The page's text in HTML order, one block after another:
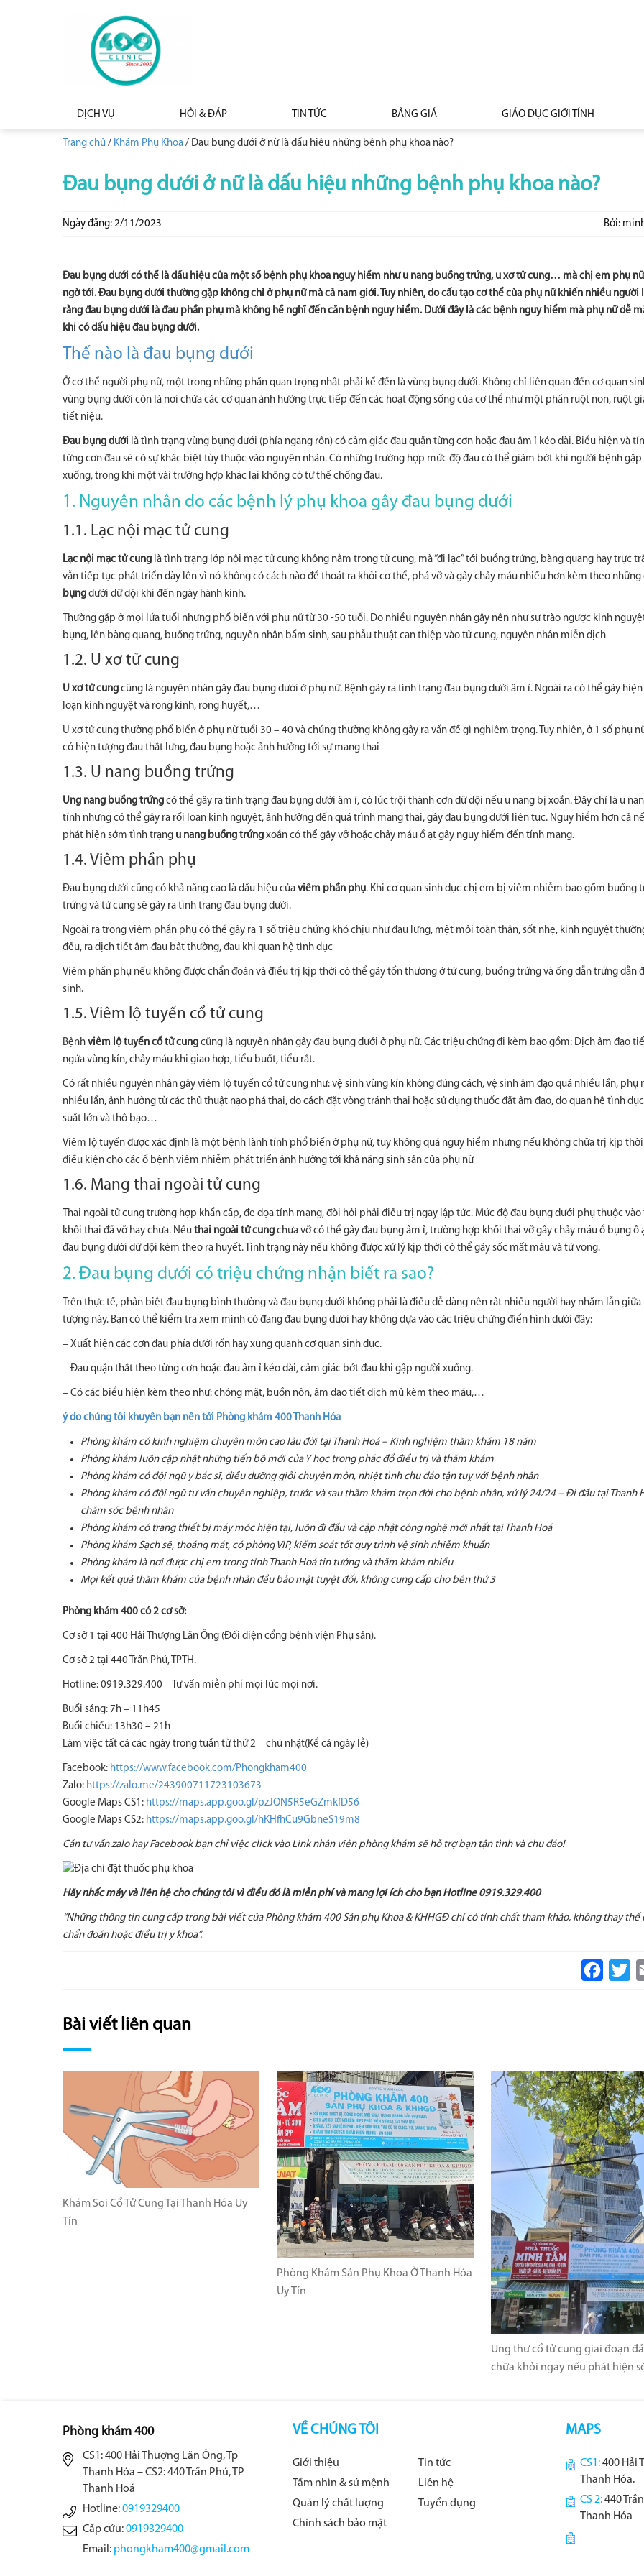
DỊCH VỤ HỎI & ĐÁP TIN TỨC BẢNG GIÁ GIÁO DỤC GIỚI TÍNH
Trang chủ / Khám Phụ Khoa / Đau bụng dưới ở nữ là dấu hiệu những bệnh phụ khoa nào?
Đau bụng dưới ở nữ là dấu hiệu những bệnh phụ khoa nào?
Ngày đăng: 2/11/2023 Bởi:
Đau bụng dưới có thể là dấu hiệu của một số bệnh phụ khoa nguy hiểm như u nang buồng trứng, u xơ tử cung… mà chị em phụ
ngờ tới. Đau bụng dưới thường gặp không chỉ ở phụ nữ mà cả nam giới. Tuy nhiên, do cấu tạo cơ thể của phụ nữ khiến nhiều người
rằng đau bụng dưới là đau phần phụ mà không hề nghĩ đến căn bệnh nguy hiểm. Dưới đây là các bệnh nguy hiểm mà phụ nữ dễ
khi có dấu hiệu đau bụng dưới.
Thế nào là đau bụng dưới
Ở cơ thể người phụ nữ, một trong những phần quan trọng nhất phải kể đến là vùng bụng dưới. Không chỉ liên quan đến cơ quan
vùng bụng dưới còn là nơi chứa các cơ quan ảnh hưởng trực tiếp đến các hoạt động sống của cơ thể như một phần ruột non, ruột
tiết niệu.
Đau bụng dưới là tình trạng vùng bụng dưới (phía ngang rốn) có cảm giác đau quặn từng cơn hoặc đau âm ỉ kéo dài. Biểu hiện và
từng cơn đau sẽ có sự khác biệt tùy thuộc vào nguyên nhân. Có những trường hợp mức độ đau có thể giảm bớt khi người bệnh gập
xuống, trong khi một vài trường hợp khác lại không có tư thế chống đau.
1. Nguyên nhân do các bệnh lý phụ khoa gây đau bụng dưới
1.1. Lạc nội mạc tử cung
Lạc nội mạc tử cung là tình trạng lớp nội mạc tử cung không nằm trong tử cung, mà “đi lạc” tới buồng trứng, bàng quang hay trực
vẫn tiếp tục phát triển dày lên vì nó không có cách nào để thoát ra khỏi cơ thể, phá vỡ và gây chảy máu nhiều hơn kèm theo những
bụng dưới dữ dội khi đến ngày hành kinh.
Thường gặp ở mọi lứa tuổi nhưng phổ biến với phụ nữ từ 30 -50 tuổi. Do nhiều nguyên nhân gây nên như sự trào ngược kinh
bụng, lên bàng quang, buồng trứng, nguyên nhân bẩm sinh, sau phẫu thuật can thiệp vào tử cung, nguyên nhân miễn dịch
1.2. U xơ tử cung
U xơ tử cung cũng là nguyên nhân gây đau bụng dưới ở phụ nữ. Bệnh gây ra tình trạng đau bụng dưới âm ỉ. Ngoài ra có thể gây
loạn kinh nguyệt và rong kinh, rong huyết,…
U xơ tử cung thường phổ biến ở phụ nữ tuổi 30 – 40 và chúng thường không gây ra vấn đề gì nghiêm trọng. Tuy nhiên, ở 1 số phụ
có hiện tượng đau thắt lưng, đau bụng hoặc ảnh hưởng tới sự mang thai
1.3. U nang buồng trứng
Ung nang buồng trứng có thể gây ra tình trạng đau bụng dưới âm ỉ, có lúc trội thành cơn dữ dội nếu u nang bị xoắn. Đây chỉ là u
tính nhưng có thể gây ra rối loạn kinh nguyệt, ảnh hưởng đến quá trình mang thai, gây đau bụng dưới liên tục. Nguy hiểm hơn cả
phát hiện sớm tình trạng u nang buồng trứng xoắn có thể gây vỡ hoặc chảy máu ồ ạt gây nguy hiểm đến tính mạng.
1.4. Viêm phần phụ
Đau bụng dưới cũng có khả năng cao là dấu hiệu của viêm phần phụ. Khi cơ quan sinh dục chị em bị viêm nhiễm bao gồm buồng
trứng và tử cung sẽ gây ra tình trạng đau bụng dưới.
Ngoài ra trong viêm phần phụ có thể gây ra 1 số triệu chứng khó chịu như đau lưng, mệt mỏi toàn thân, sốt nhẹ, kinh nguyệt
đều, ra dịch tiết âm đau bất thường, đau khi quan hệ tình dục
Viêm phần phụ nếu không được chẩn đoán và điều trị kịp thời có thể gây tổn thương ở tử cung, buồng trứng và ống dẫn trứng dẫn
sinh.
1.5. Viêm lộ tuyến cổ tử cung
Bệnh viêm lộ tuyến cổ tử cung cũng là nguyên nhân gây đau bụng dưới ở phụ nữ. Các triệu chứng đi kèm bao gồm: Dịch âm đạo
ngứa vùng kín, chảy máu khi giao hợp, tiểu buốt, tiểu rắt.
Có rất nhiều nguyên nhân gây viêm lộ tuyến cổ tử cung như: vệ sinh vùng kín không đúng cách, vệ sinh âm đạo quá nhiều lần, phụ
nhiều lần, ảnh hưởng từ các thủ thuật nạo phá thai, do cách đặt vòng tránh thai hoặc sử dụng thuốc đặt âm đạo, do quan hệ tình
suất lớn và thô bạo…
Viêm lộ tuyến được xác định là một bệnh lành tính phổ biến ở phụ nữ, tuy không quá nguy hiểm nhưng nếu không chữa trị kịp thời
điều kiện cho các ổ bệnh viêm nhiễm phát triển ảnh hưởng tới khả năng sinh sản của phụ nữ
1.6. Mang thai ngoài tử cung
Thai ngoài tử cung trường hợp khẩn cấp, đe dọa tính mạng, đòi hỏi phải điều trị ngay lập tức. Mức độ đau bụng dưới phụ thuộc
khối thai đã vỡ hay chưa. Nếu thai ngoài tử cung chưa vỡ có thể gây đau bụng âm ỉ, trường hợp khối thai vỡ gây chảy máu ổ bụng ồ
đau bụng dưới dữ dội kèm theo ra huyết. Tình trạng này nếu không được xử lý kịp thời có thể gây sốc mất máu và tử vong.
2. Đau bụng dưới có triệu chứng nhận biết ra sao?
Trên thực tế, phân biệt đau bụng bình thường và đau bụng dưới không phải là điều dễ dàng nên rất nhiều người hay nhầm lẫn giữa
tượng này. Bạn có thể kiểm tra xem mình có đang đau bụng dưới hay không dựa vào các triệu chứng điển hình dưới đây:
– Xuất hiện các cơn đau phía dưới rốn hay xung quanh cơ quan sinh dục.
– Đau quặn thắt theo từng cơn hoặc đau âm ỉ kéo dài, cảm giác bớt đau khi gập người xuống.
– Có các biểu hiện kèm theo như: chóng mặt, buồn nôn, âm dạo tiết dịch mủ kèm theo máu,…
ý do chúng tôi khuyên bạn nên tới Phòng khám 400 Thanh Hóa
Phòng khám có kinh nghiệm chuyên môn cao lâu đời tại Thanh Hoá – Kinh nghiệm thăm khám 18 năm
Phòng khám luôn cập nhật những tiến bộ mới của Y học trong phác đồ điều trị và thăm khám
Phòng khám có đội ngũ y bác sĩ, điều dưỡng giỏi chuyên môn, nhiệt tình chu đáo tận tuỵ với bệnh nhân
Phòng khám có đội ngũ tư vấn chuyên nghiệp, trước và sau thăm khám trọn đời cho bệnh nhân, xử lý 24/24 – Đi đầu tại Thanh
chăm sóc bệnh nhân
Phòng khám có trang thiết bị máy móc hiện tại, luôn đi đầu và cập nhật công nghệ mới nhất tại Thanh Hoá
Phòng khám Sạch sẽ, thoáng mát, có phòng VIP, kiểm soát tốt quy trình vệ sinh nhiễm khuẩn
Phòng khám là nơi được chị em trong tỉnh Thanh Hoá tin tưởng và thăm khám nhiều
Mọi kết quả thăm khám của bệnh nhân đều bảo mật tuyệt đối, không cung cấp cho bên thứ 3
Phòng khám 400 có 2 cơ sở:
Cơ sở 1 tại 400 Hải Thượng Lãn Ông (Đối diện cổng bệnh viện Phụ sản).
Cơ sở 2 tại 440 Trần Phú, TPTH.
Hotline: 0919.329.400 – Tư vấn miễn phí mọi lúc mọi nơi.
Buổi sáng: 7h – 11h45
Buổi chiều: 13h30 – 21h
Làm việc tất cả các ngày trong tuần từ thứ 2 – chủ nhật(Kể cả ngày lễ)
Facebook: https://www.facebook.com/Phongkham400
Zalo: https://zalo.me/243900711723103673
Google Maps CS1: https://maps.app.goo.gl/pzJQN5R5eGZmkfD56
Google Maps CS2: https://maps.app.goo.gl/hKHfhCu9GbneS19m8
Cần tư vấn zalo hay Facebook bạn chỉ việc click vào Link nhân viên phòng khám sẽ hỗ trợ bạn tận tình và chu đáo!
Hãy nhấc máy và liên hệ cho chúng tôi vì điều đó là miễn phí và mang lợi ích cho bạn Hotline 0919.329.400
“Những thông tin cung cấp trong bài viết của Phòng khám 400 Sản phụ Khoa & KHHGĐ chỉ có tính chất tham khảo, không thay thế
chẩn đoán hoặc điều trị y khoa”.
Bài viết liên quan
Khám Soi Cổ Tử Cung Tại Thanh Hóa Uy
Tín
Phòng Khám Sản Phụ Khoa Ở Thanh Hóa
Uy Tín
Ung thư cổ tử cung giai đoạn
chữa khỏi ngay nếu phát hiện
Phòng khám 400
CS1: 400 Hải Thượng Lãn Ông, Tp
Thanh Hóa – CS2: 440 Trần Phú, TP
Thanh Hoá
Hotline:0919329400
Cấp cứu:0919329400
Email: phongkham400@gmail.com
VỀ CHÚNG TÔI
Giới thiệu
Tin tức
Tầm nhìn & sứ mệnh
Liên hệ
Quản lý chất lượng
Tuyển dụng
Chính sách bảo mật
MAPS
CS1:400 Hải
Thanh Hóa.
CS 2:440
Thanh Hóa